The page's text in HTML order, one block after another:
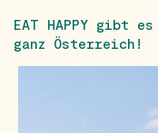
EAT HAPPY gibt
ganz Österreich!